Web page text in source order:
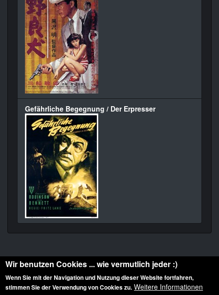
Gefährliche Begegnung / Der Erpresser
Diese Website ist urheberrechtlich geschützt: © 2010-2026 der Film Noir de. Alle
Wir benutzen Cookies ... wie vermutlich jeder :)
Wenn Sie mit der Navigation und Nutzung dieser Website fortfahren,
stimmen Sie der Verwendung von Cookies zu. Weitere Informationen